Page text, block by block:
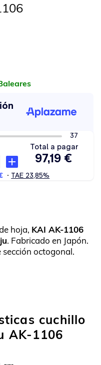
hoja, KAI AK-1106
. Fabricado en Japón.
octogonal.
cuchillo
AK-1106